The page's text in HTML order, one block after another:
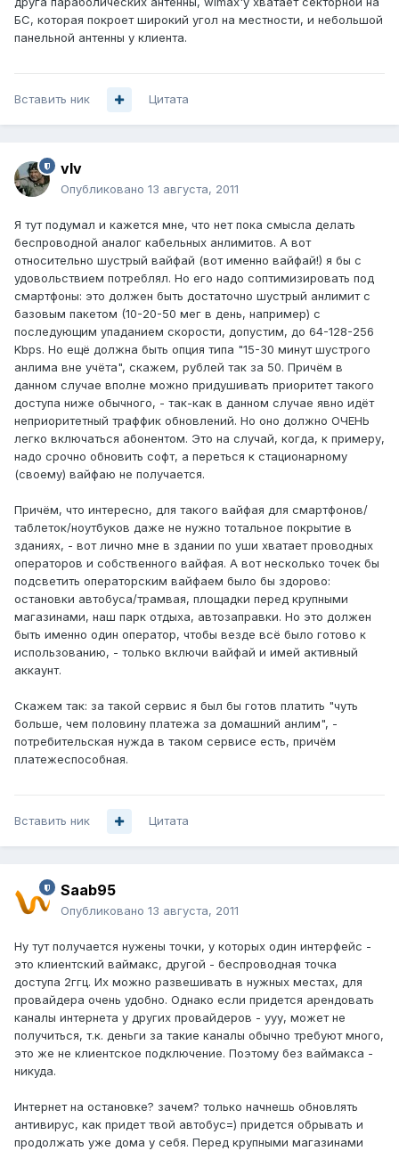
БС, которая покроет широкий угол на местности, и небольшой
панельной антенны у клиента.
Вставить ник Цитата
vIv
Опубликовано 13 августа, 2011
Я тут подумал и кажется мне, что нет пока смысла делать
беспроводной аналог кабельных анлимитов. А вот
относительно шустрый вайфай (вот именно вайфай!) я бы с
удовольствием потреблял. Но его надо соптимизировать под
смартфоны: это должен быть достаточно шустрый анлимит с
базовым пакетом (10-20-50 мег в день, например) с
последующим упаданием скорости, допустим, до 64-128-256
Kbps. Но ещё должна быть опция типа "15-30 минут шустрого
анлима вне учёта", скажем, рублей так за 50. Причём в
данном случае вполне можно придушивать приоритет такого
доступа ниже обычного, - так-как в данном случае явно идёт
неприоритетный траффик обновлений. Но оно должно ОЧЕНЬ
легко включаться абонентом. Это на случай, когда, к примеру,
надо срочно обновить софт, а переться к стационарному
(своему) вайфаю не получается.
Причём, что интересно, для такого вайфая для смартфонов/
таблеток/ноутбуков даже не нужно тотальное покрытие в
зданиях, - вот лично мне в здании по уши хватает проводных
операторов и собственного вайфая. А вот несколько точек бы
подсветить операторским вайфаем было бы здорово:
остановки автобуса/трамвая, площадки перед крупными
магазинами, наш парк отдыха, автозаправки. Но это должен
быть именно один оператор, чтобы везде всё было готово к
использованию, - только включи вайфай и имей активный
аккаунт.
Скажем так: за такой сервис я был бы готов платить "чуть
больше, чем половину платежа за домашний анлим", -
потребительская нужда в таком сервисе есть, причём
платежеспособная.
Вставить ник Цитата
Saab95
Опубликовано 13 августа, 2011
Ну тут получается нужены точки, у которых один интерфейс -
это клиентский ваймакс, другой - беспроводная точка
доступа 2ггц. Их можно развешивать в нужных местах, для
провайдера очень удобно. Однако если придется арендовать
каналы интернета у других провайдеров - ууу, может не
получиться, т.к. деньги за такие каналы обычно требуют много,
это же не клиентское подключение. Поэтому без ваймакса -
никуда.
Интернет на остановке? зачем? только начнешь обновлять
антивирус, как придет твой автобус=) придется обрывать и
продолжать уже дома у себя. Перед крупными магазинами